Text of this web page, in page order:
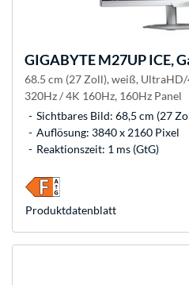
GIGABYTEM27UP ICE,
68.5 cm (27 Zoll), weiß, UltraHD/
320Hz / 4K 160Hz, 160Hz Panel
Sichtbares Bild: 68,5 cm (27
Auflösung: 3840 x 2160 Pixel
Reaktionszeit: 1 ms (GtG)
Produkt­datenblatt